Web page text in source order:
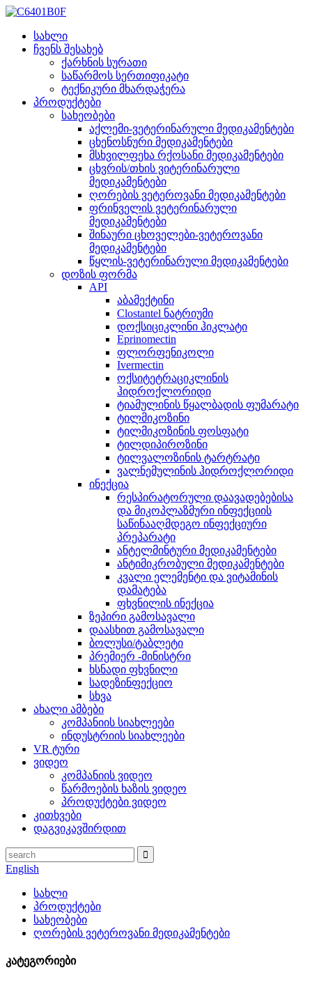
სახლი
ჩვენს შესახებ
ქარხნის სურათი
საწარმოს სერთიფიკატი
ტექნიკური მხარდაჭერა
პროდუქტები
სახეობები
აქლემი-ვეტერინარული მედიკამენტები
ცხენოსნური მედიკამენტები
მსხვილფეხა რქოსანი მედიკამენტები
ცხვრის/თხის ვიტერინარული
მედიკამენტები
ღორების ვეტეროვანი მედიკამენტები
ფრინველის ვეტერინარული
მედიკამენტები
შინაური ცხოველები-ვეტეროვანი
მედიკამენტები
წყლის-ვეტერინარული მედიკამენტები
დოზის ფორმა
API
აბამექტინი
Clostantel ნატრიუმი
დოქსიციკლინი ჰიკლატი
Eprinomectin
ფლორფენიკოლი
Ivermectin
ოქსიტეტრაციკლინის
ჰიდროქლორიდი
ტიამულინის წყალბადის ფუმარატი
ტილმიკოზინი
ტილმიკოზინის ფოსფატი
ტილდიპიროზინი
ტილვალოზინის ტარტრატი
ვალნემულინის ჰიდროქლორიდი
ინექცია
რესპირატორული დაავადებებისა
და მიკოპლაზმური ინფექციის
საწინააღმდეგო ინფექციური
პრეპარატი
ანტელმინტური მედიკამენტები
ანტიმიკრობული მედიკამენტები
კვალი ელემენტი და ვიტამინის
დამატება
ფხვნილის ინექცია
ზეპირი გამოსავალი
დაასხით გამოსავალი
ბოლუსი/ტაბლეტი
პრემიერ -მინისტრი
ხსნადი ფხვნილი
სადეზინფექციო
სხვა
ახალი ამბები
კომპანიის სიახლეები
ინდუსტრიის სიახლეები
VR ტური
ვიდეო
კომპანიის ვიდეო
წარმოების ხაზის ვიდეო
პროდუქტები ვიდეო
კითხვები
დაგვიკავშირდით
English
სახლი
პროდუქტები
სახეობები
ღორების ვეტეროვანი მედიკამენტები
კატეგორიები